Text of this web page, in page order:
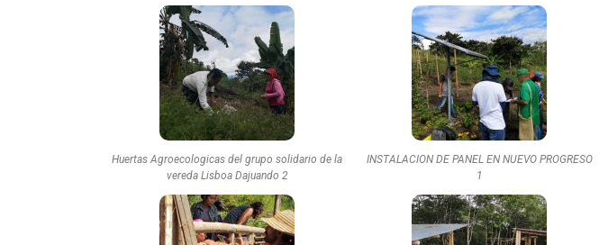
Huertas Agroecologicas del grupo solidario de la
vereda Lisboa Dajuando 2
INSTALACION DE PANEL EN NUEVO PROGRESO
1